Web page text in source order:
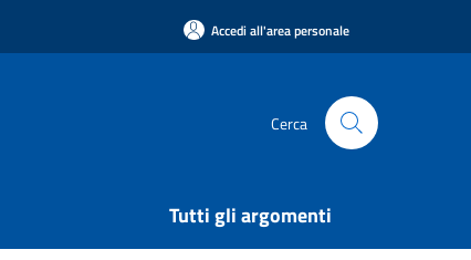
Accedi all'area personale
Cerca
Tutti gli argomenti